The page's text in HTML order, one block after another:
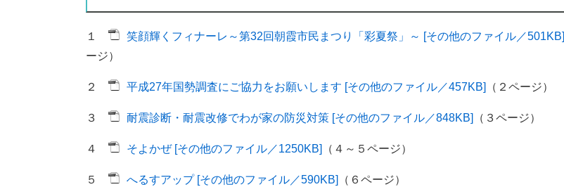
１ 笑顔輝くフィナーレ～第32回朝霞市民まつり「彩夏祭」～ [その他のファイル／501KB]
ージ）
２ 平成27年国勢調査にご協力をお願いします [その他のファイル／457KB] （２ページ）
３ 耐震診断・耐震改修でわが家の防災対策 [その他のファイル／848KB] （３ページ）
４ そよかぜ [その他のファイル／1250KB] （４～５ページ）
５ へるすアップ [その他のファイル／590KB] （６ページ）